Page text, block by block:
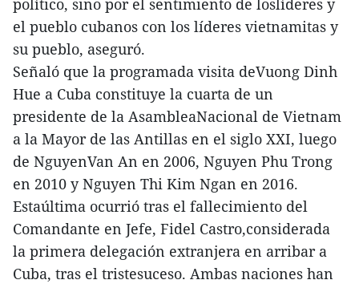
político, sino por el sentimiento de loslíderes y
el pueblo cubanos con los líderes vietnamitas y
su pueblo, aseguró.
Señaló que la programada visita deVuong Dinh
Hue a Cuba constituye la cuarta de un
presidente de la AsambleaNacional de Vietnam
a la Mayor de las Antillas en el siglo XXI, luego
de NguyenVan An en 2006, Nguyen Phu Trong
en 2010 y Nguyen Thi Kim Ngan en 2016.
Estaúltima ocurrió tras el fallecimiento del
Comandante en Jefe, Fidel Castro,considerada
la primera delegación extranjera en arribar a
Cuba, tras el tristesuceso. Ambas naciones han